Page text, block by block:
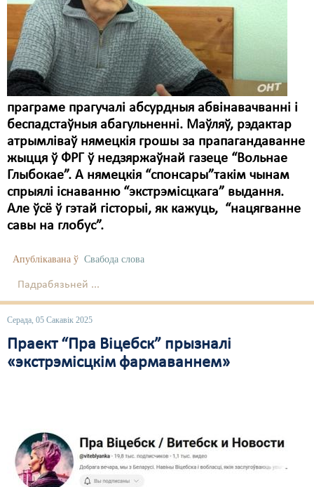
праграме прагучалі абсурдныя абвінавачванні і
беспадстаўныя абагульненні. Маўляў, рэдактар
атрымліваў нямецкія грошы за прапагандаванне
жыцця ў ФРГ ў недзяржаўнай газеце “Вольнае
Глыбокае”. А нямецкія “спонсары”такім чынам
спрыялі існаванню “экстрэмісцкага” выдання.
Але ўсё ў гэтай гісторыі, як кажуць, “нацягванне
савы на глобус”.
Апублікавана ў Свабода слова
Падрабязьней ...
Серада, 05 Сакавік 2025
Праект “Пра Віцебск” прызналі
«экстрэмісцкім фармаваннем»
Правы працоўных
Сацыяльныя правы